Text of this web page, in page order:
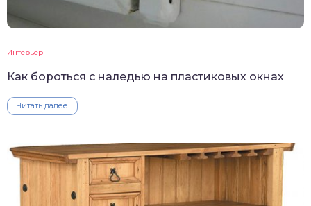
Интерьер
Как бороться с наледью на пластиковых окнах
Читать далее